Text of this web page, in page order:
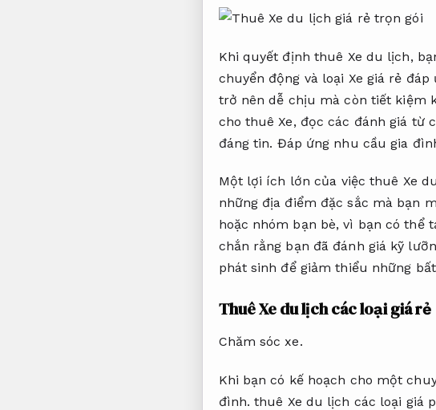
Khi quyết định thuê Xe du lịch,
chuyển động và loại Xe giá rẻ
trở nên dễ chịu mà còn tiết kiệm
cho thuê Xe, đọc các đánh giá từ
đáng tin. Đáp ứng nhu cầu gia
Một lợi ích lớn của việc thuê Xe
những địa điểm đặc sắc mà bạn
hoặc nhóm bạn bè, vì bạn có thể
chắn rằng bạn đã đánh giá kỹ
phát sinh để giảm thiểu những
Thuê Xe du lịch các loại giá rẻ
Chăm sóc xe.
Khi bạn có kế hoạch cho một
đình. thuê Xe du lịch các loại giá